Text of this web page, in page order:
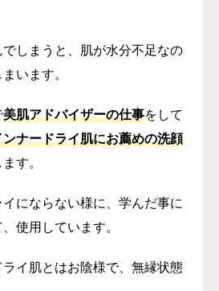
しまうと、肌が水分不足なの
います。
美肌アドバイザーの仕事をして
ンナードライ肌にお薦めの洗顔
す。
にならない様に、学んだ事に
使用しています。
イ肌とはお陰様で、無縁状態